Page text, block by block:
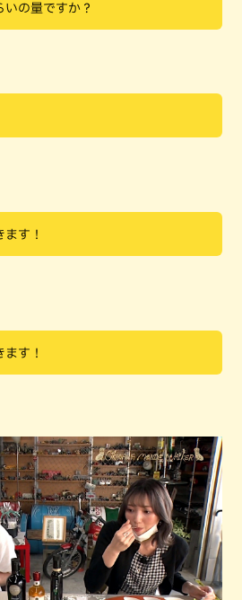
いの量ですか？
ます！
ます！